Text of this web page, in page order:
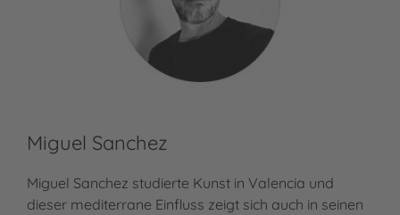
Miguel Sanchez
Miguel Sanchez studierte Kunst in Valencia und
dieser mediterrane Einfluss zeigt sich auch in seinen